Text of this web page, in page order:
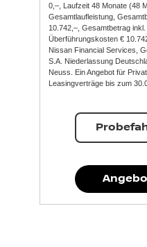
0,–, Laufzeit 48 Monate (48
Gesamtlaufleistung,
10.742,–, Gesamtbetrag
Überführungskosten €
Nissan Financial Services,
S.A. Niederlassung
Neuss. Ein Angebot für
Leasingverträge bis zum